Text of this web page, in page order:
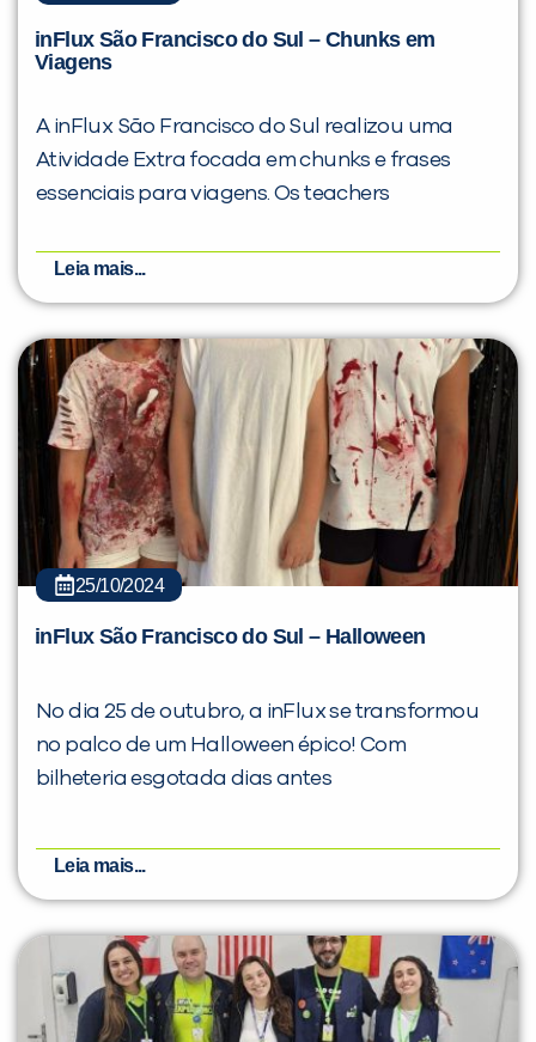
inFlux São Francisco do Sul – Chunks em
Viagens
A inFlux São Francisco do Sul realizou uma
Atividade Extra focada em chunks e frases
essenciais para viagens. Os teachers
Leia mais...
25/10/2024
inFlux São Francisco do Sul – Halloween
No dia 25 de outubro, a inFlux se transformou
no palco de um Halloween épico! Com
bilheteria esgotada dias antes
Leia mais...